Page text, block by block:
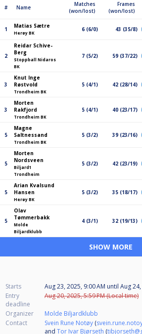
# Name
Matches
(won/lost)
Frames
(won/lost)
1 Matias Sætre
Herøy BK
6 (6/0) 43 (35/8)
2
Reidar Schive-
Berg
Stoppball Nidaros
BK
7 (5/2) 59 (37/22)
3
Knut Inge
Røstvold
Trondheim BK
5 (4/1) 42 (28/14)
3
Morten
Rakfjord
Trondheim BK
5 (4/1) 40 (23/17)
5
Magne
Saltnessand
Trondheim BK
5 (3/2) 39 (23/16)
5
Morten
Nordsveen
Biljard1
Trondheim
5 (3/2) 42 (23/19)
5
Arian Kvalsund
Hansen
Herøy BK
5 (3/2) 35 (18/17)
5
Olav
Tømmerbakk
Molde
Biljardklubb
4 (3/1) 32 (19/13)
SHOW MORE
Starts Aug 23, 2025, 9:00 AM until Aug
Entry
deadline
Aug 20, 2025, 5:59 PM (Local time)
Organizer
Molde Biljardklubb
Contact
Svein Rune Notøy (
and Tor Ivar Bjørseth (